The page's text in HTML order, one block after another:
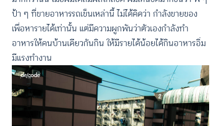
ป้า ๆ ที่ขายอาหารรถเข็นเหล่านี้ ไม่ได้คิดว่า กำลังขายของ
เพื่อหารายได้เท่านั้น แต่มีความผูกพันว่าตัวเองกำลังทำ
อาหารให้คนบ้านเดียวกันกิน ให้มีรายได้น้อยได้กินอาหารอิ่ม
มีแรงทำงาน